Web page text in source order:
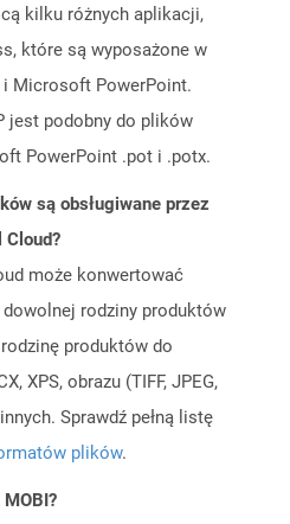
kilku różnych aplikacji,
które są wyposażone w
i Microsoft PowerPoint.
jest podobny do plików
PowerPoint .pot i .potx.
są obsługiwane przez
Cloud?
może konwertować
rodziny produktów
produktów do
XPS, obrazu (TIFF, JPEG,
Sprawdź pełną listę
plików.